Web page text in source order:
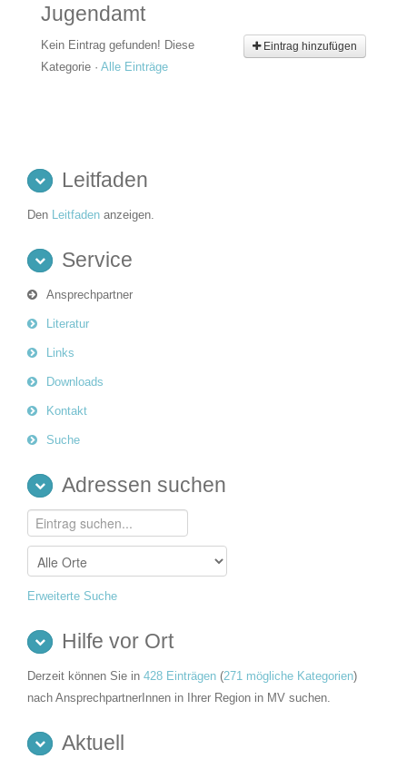
Jugendamt
Eintrag hinzufügen
Kein Eintrag gefunden! Diese
Kategorie · Alle Einträge
Leitfaden
Den Leitfaden anzeigen.
Service
Ansprechpartner
Literatur
Links
Downloads
Kontakt
Suche
Adressen suchen
Erweiterte Suche
Hilfe vor Ort
Derzeit können Sie in 428 Einträgen (271 mögliche Kategorien)
nach AnsprechpartnerInnen in Ihrer Region in MV suchen.
Aktuell